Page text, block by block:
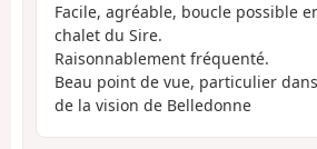
Facile, agréable, boucle possible
chalet du Sire.
Raisonnablement fréquenté.
Beau point de vue, particulier
de la vision de Belledonne